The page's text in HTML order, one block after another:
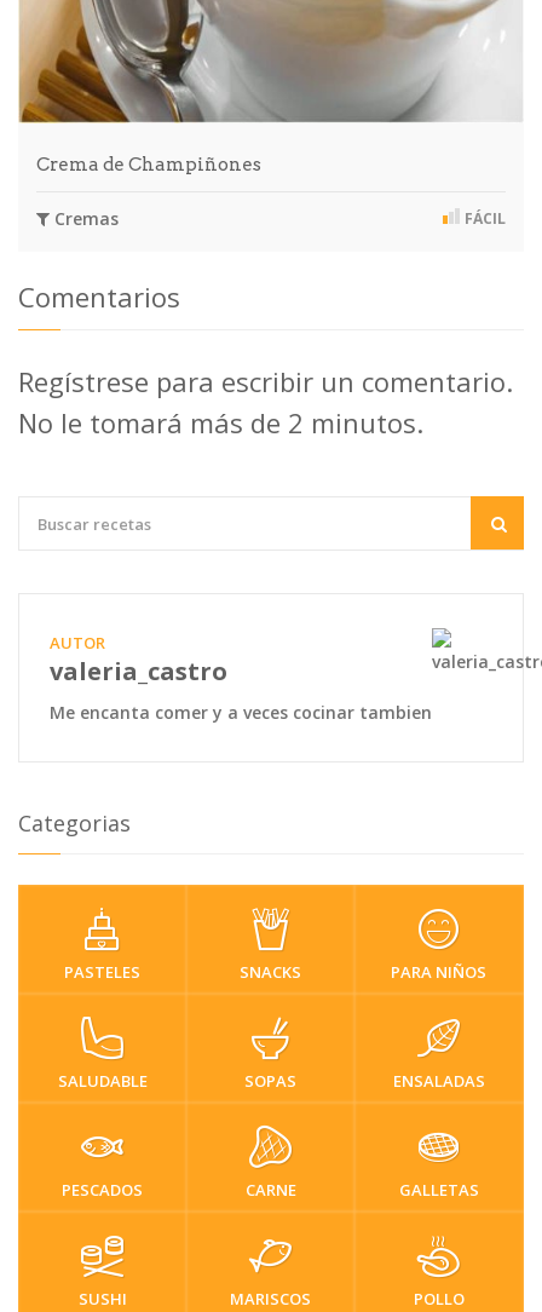
Crema de Champiñones
Cremas FÁCIL
Comentarios
Regístrese para escribir un comentario.
No le tomará más de 2 minutos.
AUTOR
valeria_castro
Me encanta comer y a veces cocinar tambien
Categorias
PASTELES SNACKS PARA NIÑOS
SALUDABLE SOPAS ENSALADAS
PESCADOS CARNE GALLETAS
SUSHI MARISCOS POLLO